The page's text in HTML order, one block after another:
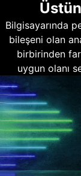
Bilgisayarında
bileşeni olan
birbirinden
uygun olanı